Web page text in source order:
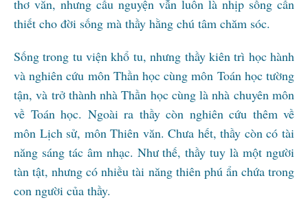
thơ văn, nhưng cầu nguyện vẫn luôn là nhịp sống cần
thiết cho đời sống mà thầy hằng chú tâm chăm sóc.
Sống trong tu viện khổ tu, nhưng thầy kiên trì học hành
và nghiên cứu môn Thần học cùng môn Toán học tường
tận, và trở thành nhà Thần học cùng là nhà chuyên môn
về Toán học. Ngoài ra thầy còn nghiên cứu thêm về
môn Lịch sử, môn Thiên văn. Chưa hết, thầy còn có tài
năng sáng tác âm nhạc. Như thế, thầy tuy là một người
tàn tật, nhưng có nhiều tài năng thiên phú ẩn chứa trong
con người của thầy.